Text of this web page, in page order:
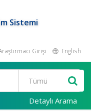
Sistemi
Girişi English
Detaylı Arama